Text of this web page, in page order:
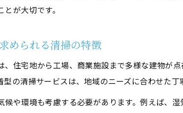
未経験から清掃の
未経験者が清
清掃スタッフ
が大切です。
められる清掃の特徴
、住宅地から工場、商業施設まで多様な建物が
の清掃サービスは、地域のニーズに合わせた丁
候や環境も考慮する必要があります。例えば、